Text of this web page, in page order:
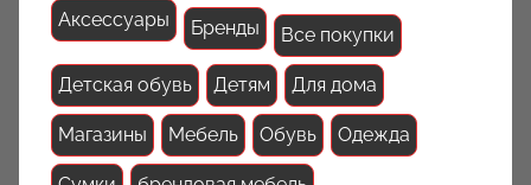
Аксессуары Бренды Все покупки
Детская обувь Детям Для дома
Магазины Мебель Обувь Одежда